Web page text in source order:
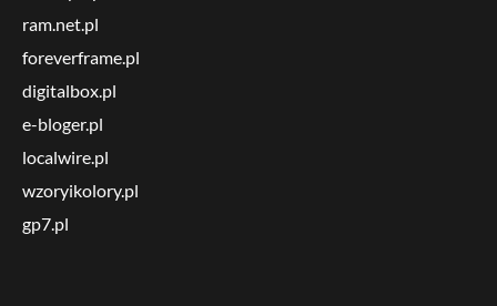
ram.net.pl
foreverframe.pl
digitalbox.pl
e-bloger.pl
localwire.pl
wzoryikolory.pl
gp7.pl